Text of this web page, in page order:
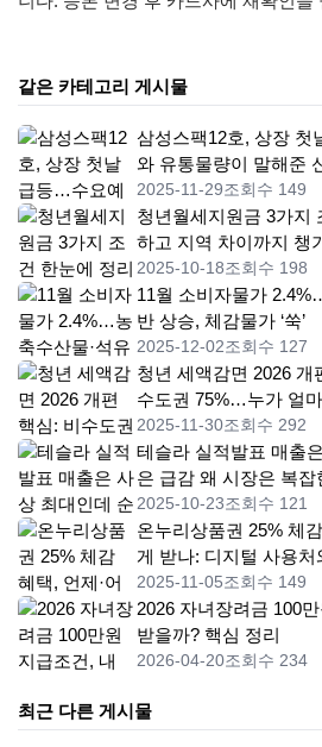
같은 카테고리 게시물
삼성스팩12호, 상장
와 유통물량이 말해준
2025-11-29조회수 149
청년월세지원금 3가지
하고 지역 차이까지 챙
2025-10-18조회수 198
11월 소비자물가
반 상승, 체감물가 ‘쑥’
2025-12-02조회수 127
청년 세액감면 2026 개
수도권 75%…누가 얼
2025-11-30조회수 292
테슬라 실적발표 매출
은 급감 왜 시장은 복
2025-10-23조회수 121
온누리상품권 25% 체
게 받나: 디지털 사용처
2025-11-05조회수 149
2026 자녀장려금 100
받을까? 핵심 정리
2026-04-20조회수 234
최근 다른 게시물